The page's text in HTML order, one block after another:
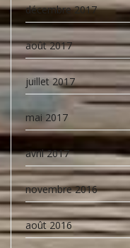
décembre 2017
août 2017
juillet 2017
mai 2017
avril 2017
novembre 2016
août 2016